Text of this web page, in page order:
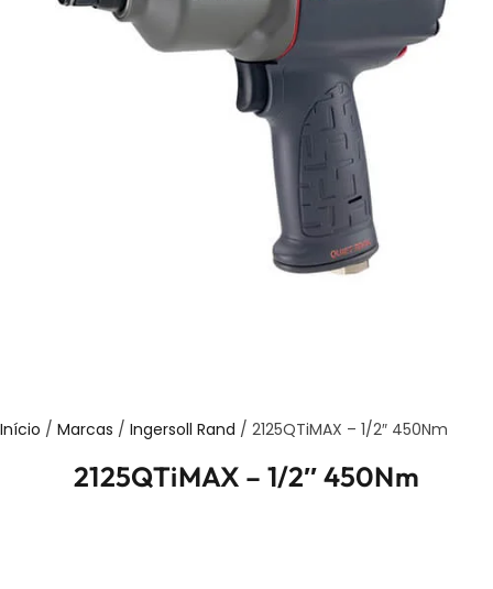
Início / Marcas / Ingersoll Rand / 2125QTiMAX – 1/2″ 450Nm
2125QTiMAX – 1/2″ 450Nm